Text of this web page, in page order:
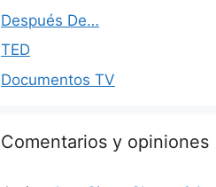
Después De…
TED
Documentos TV
Comentarios y opiniones